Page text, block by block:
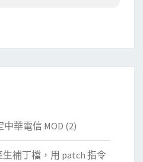
華電信 MOD (2)
補丁檔，用 patch 指令